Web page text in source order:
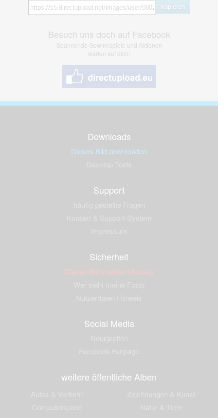
kopieren
Besuch uns doch auf Facebook
Spannende Gewinnspiele und Aktionen
warten auf dich!
Downloads
Dieses Bild downloaden
Support
Sicherheit
Dieses Bild melden (Abuse)
Social Media
weitere öffentliche Alben